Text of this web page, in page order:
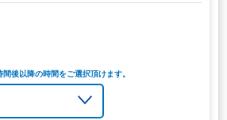
後以降の時間をご選択頂けます。